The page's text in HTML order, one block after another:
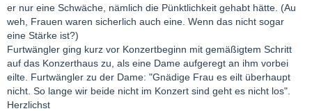
er nur eine Schwäche, nämlich die Pünktlichkeit gehabt hätte. (Au
weh, Frauen waren sicherlich auch eine. Wenn das nicht sogar
eine Stärke ist?)
Furtwängler ging kurz vor Konzertbeginn mit gemäßigtem Schritt
auf das Konzerthaus zu, als eine Dame aufgeregt an ihm vorbei
eilte. Furtwängler zu der Dame: "Gnädige Frau es eilt überhaupt
nicht. So lange wir beide nicht im Konzert sind geht es nicht los".
Herzlichst